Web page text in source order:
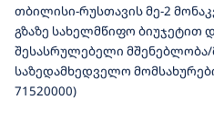
თბილისი-რუსთავის მე-2
გზაზე სახელმწიფო ბიუჯეტით
შესასრულებელი მშენებლობა/
საზედამხედველო
71520000)